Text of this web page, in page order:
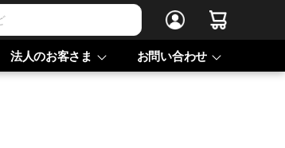
法人のお客さま お問い合わせ